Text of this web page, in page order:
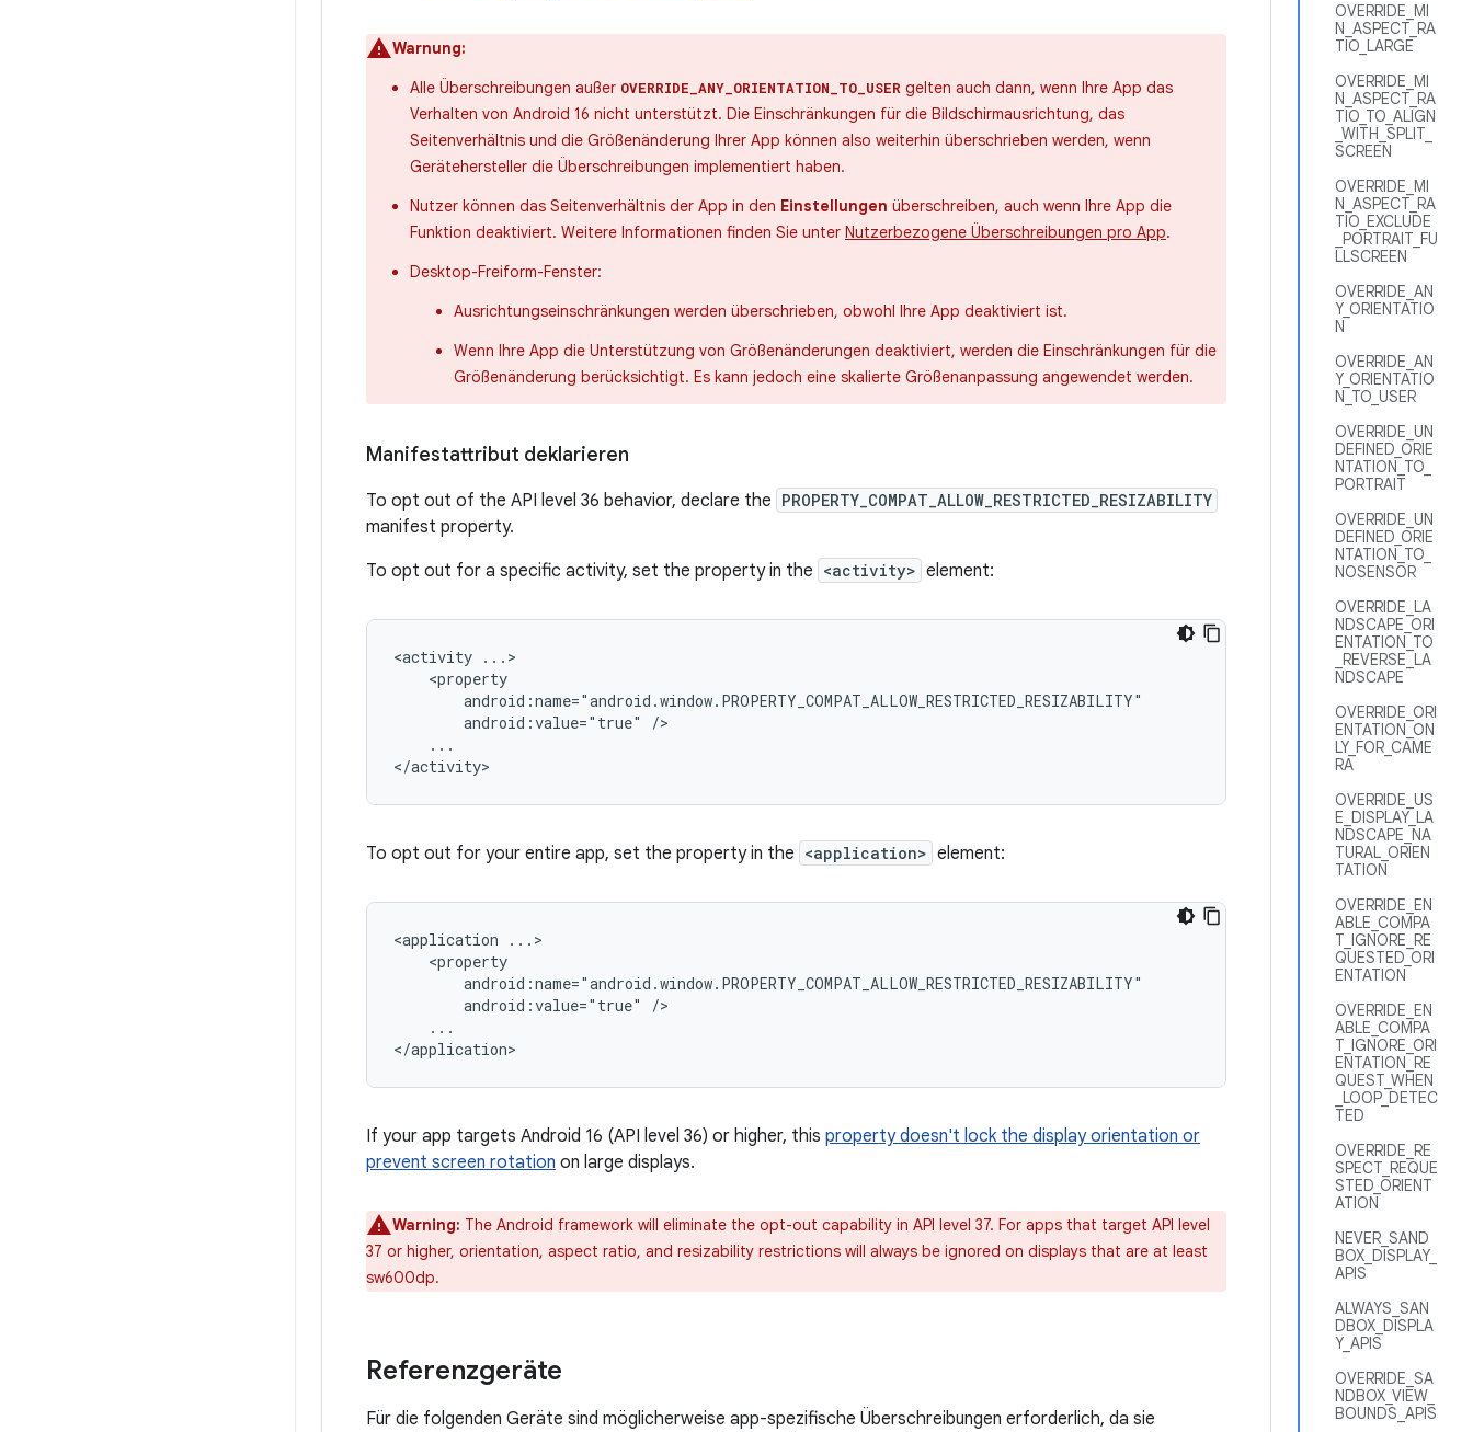
OVERRIDE_MI
N_ASPECT_RA
TIO_LARGE
OVERRIDE_MI
N_ASPECT_RA
TIO_TO_ALIGN
_WITH_SPLIT_
SCREEN
OVERRIDE_MI
N_ASPECT_RA
TIO_EXCLUDE
_PORTRAIT_FU
LLSCREEN
OVERRIDE_AN
Y_ORIENTATIO
N
OVERRIDE_AN
Y_ORIENTATIO
N_TO_USER
OVERRIDE_UN
DEFINED_ORIE
NTATION_TO_
PORTRAIT
OVERRIDE_UN
DEFINED_ORIE
NTATION_TO_
NOSENSOR
OVERRIDE_LA
NDSCAPE_ORI
ENTATION_TO
_REVERSE_LA
NDSCAPE
OVERRIDE_ORI
ENTATION_ON
LY_FOR_CAME
RA
OVERRIDE_US
E_DISPLAY_LA
NDSCAPE_NA
TURAL_ORIEN
TATION
OVERRIDE_EN
ABLE_COMPA
T_IGNORE_RE
QUESTED_ORI
ENTATION
OVERRIDE_EN
ABLE_COMPA
T_IGNORE_ORI
ENTATION_RE
QUEST_WHEN
_LOOP_DETEC
TED
OVERRIDE_RE
SPECT_REQUE
STED_ORIENT
ATION
NEVER_SAND
BOX_DISPLAY_
APIS
ALWAYS_SAN
DBOX_DISPLA
Y_APIS
OVERRIDE_SA
NDBOX_VIEW_
BOUNDS_APIS
Warnung:
Alle Überschreibungen außer OVERRIDE_ANY_ORIENTATION_TO_USER gelten auch dann, wenn Ihre App das
Verhalten von Android 16 nicht unterstützt. Die Einschränkungen für die Bildschirmausrichtung, das
Seitenverhältnis und die Größenänderung Ihrer App können also weiterhin überschrieben werden, wenn
Gerätehersteller die Überschreibungen implementiert haben.
Nutzer können das Seitenverhältnis der App in den Einstellungen überschreiben, auch wenn Ihre App die
Funktion deaktiviert. Weitere Informationen finden Sie unter Nutzerbezogene Überschreibungen pro App.
Desktop-Freiform-Fenster:
Ausrichtungseinschränkungen werden überschrieben, obwohl Ihre App deaktiviert ist.
Wenn Ihre App die Unterstützung von Größenänderungen deaktiviert, werden die Einschränkungen für die
Größenänderung berücksichtigt. Es kann jedoch eine skalierte Größenanpassung angewendet werden.
Manifestattribut deklarieren
To opt out of the API level 36 behavior, declare the PROPERTY_COMPAT_ALLOW_RESTRICTED_RESIZABILITY
manifest property.
To opt out for a specific activity, set the property in the <activity> element:
<activity
android:value="true"
...
To opt out for your entire app, set the property in the <application> element:
<application
android:value="true"
...
If your app targets Android 16 (API level 36) or higher, this property doesn't lock the display orientation or
prevent screen rotation on large displays.
Warning: The Android framework will eliminate the opt-out capability in API level 37. For apps that target API level
37 or higher, orientation, aspect ratio, and resizability restrictions will always be ignored on displays that are at least
sw600dp.
Referenzgeräte
Für die folgenden Geräte sind möglicherweise app-spezifische Überschreibungen erforderlich, da sie